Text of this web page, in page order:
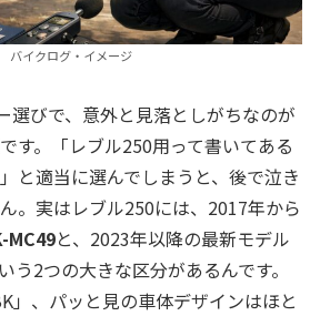
バイクログ・イメージ
選びで、意外と見落としがちなのが
す。「レブル250用って書いてある
と適当に選んでしまうと、後で泣き
。実はレブル250には、2017年から
MC49と、2023年以降の最新モデル
う2つの大きな区分があるんです。
」、パッと見の車体デザインはほと